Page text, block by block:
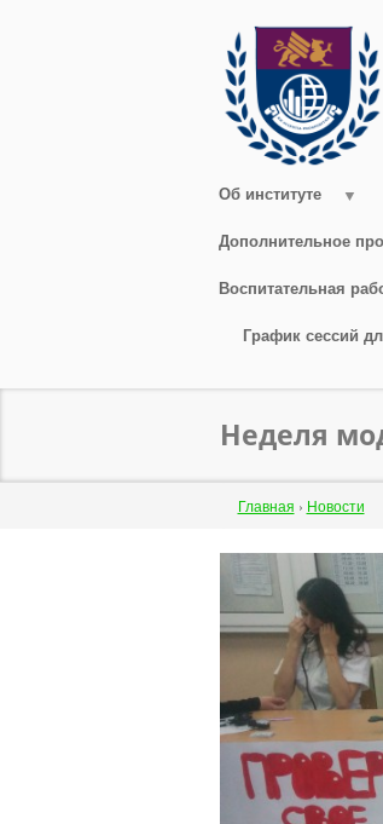
Об институте
Дополнительное
Воспитательная
График сессий
Неделя
Строка
Главная › Новости
Back
to
top